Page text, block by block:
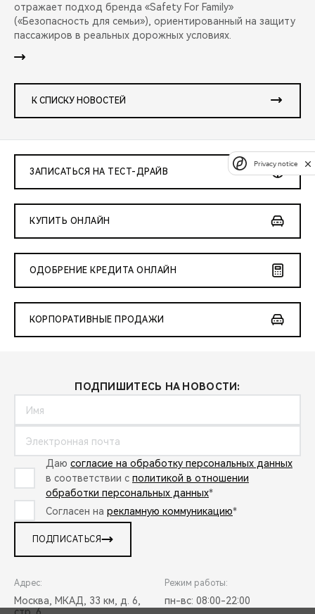
отражает подход бренда «Safety For Family»
(«Безопасность для семьи»), ориентированный на защиту
пассажиров в реальных дорожных условиях.
К СПИСКУ НОВОСТЕЙ
ЗАПИСАТЬСЯ НА ТЕСТ-ДРАЙВ
КУПИТЬ ОНЛАЙН
ОДОБРЕНИЕ КРЕДИТА ОНЛАЙН
КОРПОРАТИВНЫЕ ПРОДАЖИ
ПОДПИШИТЕСЬ НА НОВОСТИ:
Даю согласие на обработку персональных данных
в соответствии с политикой в отношении
обработки персональных данных*
Согласен на рекламную коммуникацию*
ПОДПИСАТЬСЯ
Адрес:
Москва, МКАД, 33 км, д. 6,
Режим работы:
пн-вс: 08:00-22:00
Privacy notice